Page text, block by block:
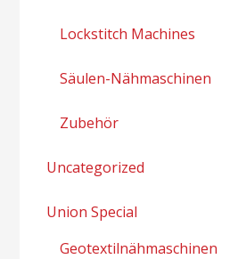
Lockstitch Machines
Säulen-Nähmaschinen
Zubehör
Uncategorized
Union Special
Geotextilnähmaschinen